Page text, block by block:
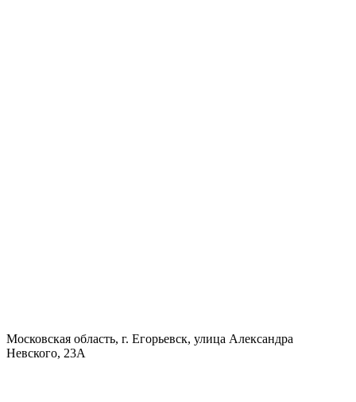
Московская область, г. Егорьевск, улица Александра
Невского, 23А